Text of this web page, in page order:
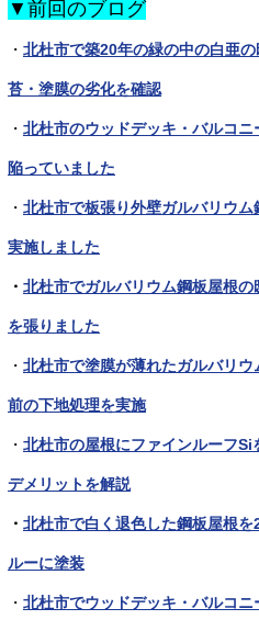
▼前回のブログ
・ 北杜市で築20年の緑の中の白亜
苔・塗膜の劣化を確認
・ 北杜市のウッドデッキ・バルコ
陥っていました
・ 北杜市で板張り外壁ガルバリウ
実施しました
・ 北杜市でガルバリウム鋼板屋根
を張りました
・ 北杜市で塗膜が薄れたガルバリ
前の下地処理を実施
・ 北杜市の屋根にファインルーフSi
デメリットを解説
・ 北杜市で白く退色した鋼板屋根
ルーに塗装
・ 北杜市でウッドデッキ・バルコ